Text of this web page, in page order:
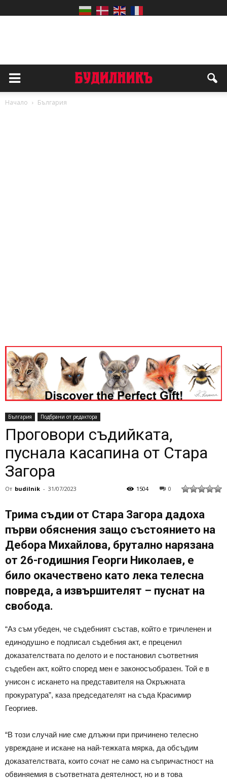
Начало България
България Подбрани от редактора
Проговори съдийката,
пуснала касапина от Стара
Загора
От budilnik - 31/07/2023 0
1504
Трима съдии от Стара Загора дадоха
първи обяснения защо състоянието на
Дебора Михайлова, брутално нарязана
от 26-годишния Георги Николаев, е
било окачествено като лека телесна
повреда, а извършителят – пуснат на
свобода.
“Аз съм убеден, че съдебният състав, който е тричленен и
единодушно е подписал съдебния акт, е преценил
доказателствата по делото и е постановил съответния
съдебен акт, който според мен е законосъобразен. Той е в
унисон с искането на представителя на Окръжната
прокуратура”, каза председателят на съда Красимир
Георгиев.
“В този случай ние сме длъжни при причинено телесно
увреждане и искане на най-тежката мярка, да обсъдим
доказателствата, които сочат не само на съпричастност на
обвиняемия в съответната деятелност, но и в това